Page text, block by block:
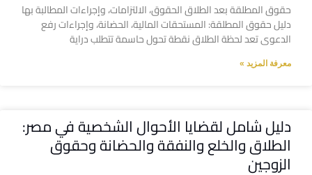
حقوق المطلقة بعد الطلاق الحقوق، الالتزامات، وإجراءات المطالبة بها
دليل حقوق المطلقة: المستحقات المالية، الحضانة، وإجراءات رفع
الدعوى تعد لحظة الطلاق نقطة تحول حاسمة تتطلب دراية
معرفة المزيد »
دليل شامل لقضايا الأحوال الشخصية في مصر:
الطلاق والخلع والنفقة والحضانة وحقوق
الزوجين